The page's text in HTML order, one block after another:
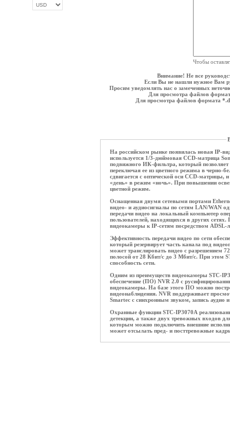
Чтобы
Внимание! Не все
Если Вы не нашли нужное Вам
Просим уведомлять нас о замеченных
Для просмотра файлов
Для просмотра файлов формата
На российском рынке появилась новая IP-
используется 1/3-дюймовая CCD-матрица
подвижного ИК-фильтра, который
переключая ее из цветного режима в
сдвигается с оптической оси CCD-матрицы,
«день» в режим «ночь». При повышении
цветной режим.
Оснащенная двумя сетевыми портами
видео- и аудиосигналы по сетям LAN/WAN
передачи видео на локальный компьютер
пользователей, находящихся в других
видеокамеры к IP-сетям посредством ADSL-
Эффективность передачи видео по сети
который резервирует часть канала под
может транслировать видео с разрешением
полосой от 28 Кбит/с до 3 Мбит/с. При этом
способность сети.
Одним из преимуществ видеокамеры STC-
обеспечение (ПО) NVR 2.0 с
видеокамеры. На базе этого ПО можно
видеонаблюдения. NVR поддерживает
Smartec с синхронным звуком, запись аудио
Охранные функции STC-IP3070A
детекции, а также двух тревожных входов
которым можно подключить внешние
может отсылать пред- и посттревожные